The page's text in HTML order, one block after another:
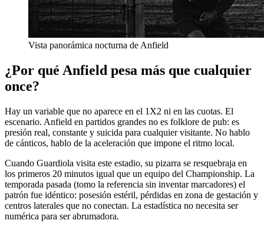
Vista panorámica nocturna de Anfield
¿Por qué Anfield pesa más que cualquier
once?
Hay un variable que no aparece en el 1X2 ni en las cuotas. El
escenario. Anfield en partidos grandes no es folklore de pub: es
presión real, constante y suicida para cualquier visitante. No hablo
de cánticos, hablo de la aceleración que impone el ritmo local.
Cuando Guardiola visita este estadio, su pizarra se resquebraja en
los primeros 20 minutos igual que un equipo del Championship. La
temporada pasada (tomo la referencia sin inventar marcadores) el
patrón fue idéntico: posesión estéril, pérdidas en zona de gestación y
centros laterales que no conectan. La estadística no necesita ser
numérica para ser abrumadora.